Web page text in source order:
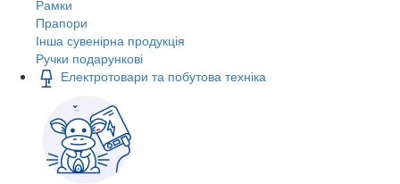
Рамки
Прапори
Інша сувенірна продукція
Ручки подарункові
Електротовари та побутова техніка